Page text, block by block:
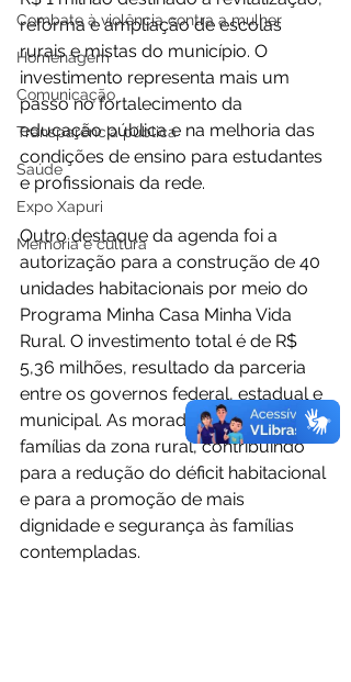
Combate à violência contra a mulher
Homenagem
Comunicação
Transparência pública
Saúde
Expo Xapuri
Memória e cultura
reforma e ampliação de escolas
rurais e mistas do município. O
investimento representa mais um
passo no fortalecimento da
educação pública e na melhoria das
condições de ensino para estudantes
e profissionais da rede.
Outro destaque da agenda foi a
autorização para a construção de 40
unidades habitacionais por meio do
Programa Minha Casa Minha Vida
Rural. O investimento total é de R$
5,36 milhões, resultado da parceria
entre os governos federal, estadual e
municipal. As moradias beneficiarão
famílias da zona rural, contribuindo
para a redução do déficit habitacional
e para a promoção de mais
dignidade e segurança às famílias
contempladas.